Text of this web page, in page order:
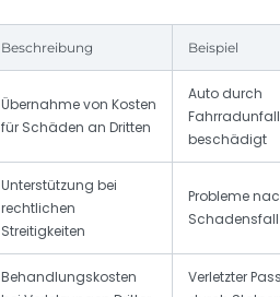
Beschreibung Beispiel
Übernahme von Kosten
für Schäden an Dritten
Auto durch
Fahrradunfall
beschädigt
Unterstützung bei
rechtlichen
Streitigkeiten
Probleme
Schadensfall
Behandlungskosten
Verletzter